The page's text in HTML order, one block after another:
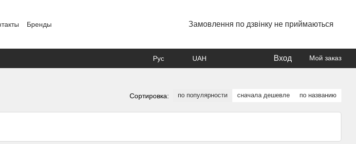
Бренды
Замовлення по дзвінку не приймаються
Рус UAH Вход Мой заказ
Сортировка: по популярности сначала дешевле по названию